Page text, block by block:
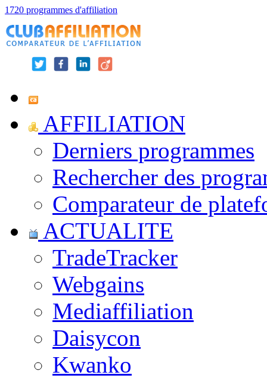
1720 programmes d'affiliation
AFFILIATION
Derniers programmes
Rechercher des
Comparateur de
ACTUALITE
TradeTracker
Webgains
Mediaffiliation
Daisycon
Kwanko